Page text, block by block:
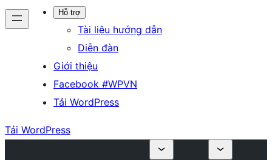
Hỗ trợ
Tài liệu hướng dẫn
Diễn đàn
Giới thiệu
Facebook #WPVN
Tải WordPress
Tải WordPress